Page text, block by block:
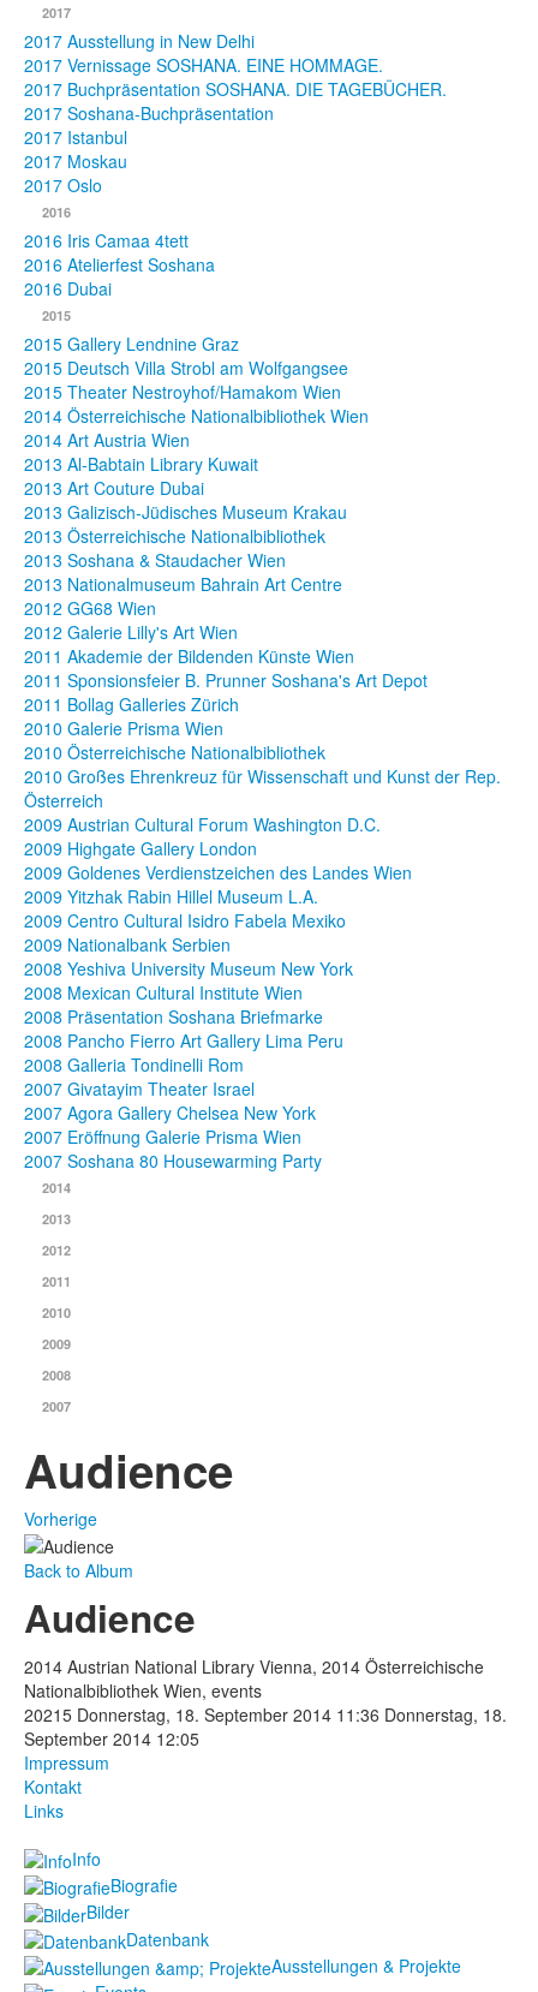
2017
2017 Ausstellung in New Delhi
2017 Vernissage SOSHANA. EINE HOMMAGE.
2017 Buchpräsentation SOSHANA. DIE TAGEBÜCHER.
2017 Soshana-Buchpräsentation
2017 Istanbul
2017 Moskau
2017 Oslo
2016
2016 Iris Camaa 4tett
2016 Atelierfest Soshana
2016 Dubai
2015
2015 Gallery Lendnine Graz
2015 Deutsch Villa Strobl am Wolfgangsee
2015 Theater Nestroyhof/Hamakom Wien
2014 Österreichische Nationalbibliothek Wien
2014 Art Austria Wien
2013 Al-Babtain Library Kuwait
2013 Art Couture Dubai
2013 Galizisch-Jüdisches Museum Krakau
2013 Österreichische Nationalbibliothek
2013 Soshana & Staudacher Wien
2013 Nationalmuseum Bahrain Art Centre
2012 GG68 Wien
2012 Galerie Lilly's Art Wien
2011 Akademie der Bildenden Künste Wien
2011 Sponsionsfeier B. Prunner Soshana's Art Depot
2011 Bollag Galleries Zürich
2010 Galerie Prisma Wien
2010 Österreichische Nationalbibliothek
2010 Großes Ehrenkreuz für Wissenschaft und Kunst der Rep.
Österreich
2009 Austrian Cultural Forum Washington D.C.
2009 Highgate Gallery London
2009 Goldenes Verdienstzeichen des Landes Wien
2009 Yitzhak Rabin Hillel Museum L.A.
2009 Centro Cultural Isidro Fabela Mexiko
2009 Nationalbank Serbien
2008 Yeshiva University Museum New York
2008 Mexican Cultural Institute Wien
2008 Präsentation Soshana Briefmarke
2008 Pancho Fierro Art Gallery Lima Peru
2008 Galleria Tondinelli Rom
2007 Givatayim Theater Israel
2007 Agora Gallery Chelsea New York
2007 Eröffnung Galerie Prisma Wien
2007 Soshana 80 Housewarming Party
2014
2013
2012
2011
2010
2009
2008
2007
Audience
Vorherige
Back to Album
Audience
2014 Austrian National Library Vienna, 2014 Österreichische
Nationalbibliothek Wien, events
20215 Donnerstag, 18. September 2014 11:36 Donnerstag, 18.
September 2014 12:05
Impressum
Kontakt
Links
Info
Biografie
Bilder
Datenbank
Ausstellungen & Projekte